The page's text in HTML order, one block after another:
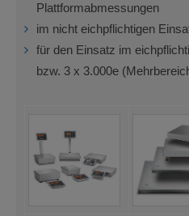
Plattformabmessungen
im nicht eichpflichtigen
für den Einsatz im
bzw. 3 x 3.000e